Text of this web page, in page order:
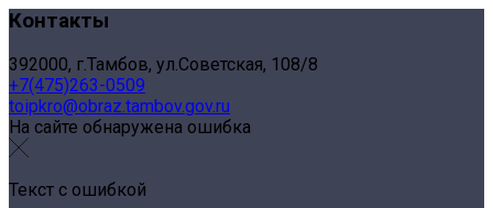
Контакты
392000, г.Тамбов, ул.Советская, 108/8
+7(475)263-0509
toipkro@obraz.tambov.gov.ru
На сайте обнаружена ошибка
Текст с ошибкой